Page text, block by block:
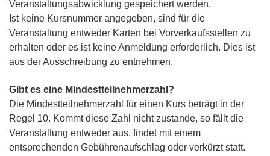
Veranstaltungsabwicklung gespeichert werden.
Ist keine Kursnummer angegeben, sind für die
Veranstaltung entweder Karten bei Vorverkaufsstellen zu
erhalten oder es ist keine Anmeldung erforderlich. Dies ist
aus der Ausschreibung zu entnehmen.
Gibt es eine Mindestteilnehmerzahl?
Die Mindestteilnehmerzahl für einen Kurs beträgt in der
Regel 10. Kommt diese Zahl nicht zustande, so fällt die
Veranstaltung entweder aus, findet mit einem
entsprechenden Gebührenaufschlag oder verkürzt statt.